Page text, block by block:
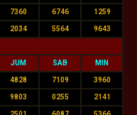
7360 6746 1259
2034 5564 9643
JUM SAB MIN
4828 7109 3960
9803 0255 2141